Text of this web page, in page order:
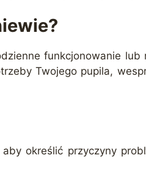
funkcjonowanie lub
Twojego pupila,
określić przyczyny